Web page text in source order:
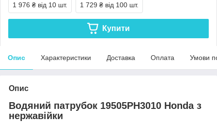
1 976 ₴ від 10 шт. 1 729 ₴ від 100 шт.
Купити
Опис Характеристики Доставка Оплата Умови
Опис
Водяний патрубок 19505PH3010 Honda з
нержавійки